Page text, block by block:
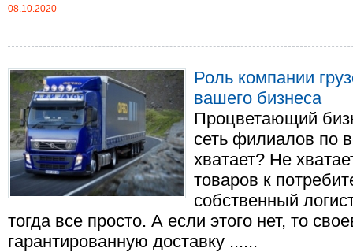
08.10.2020
Роль компании
вашего бизнеса
Процветающий
сеть филиалов по
хватает? Не
товаров к
собственный
тогда все просто. А если этого нет, то
гарантированную доставку ......